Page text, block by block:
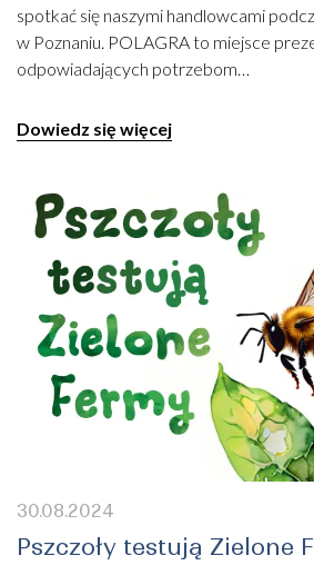
spotkać się naszymi handlowcami
w Poznaniu. POLAGRA to miejsce
odpowiadających potrzebom…
Dowiedz się więcej
30.08.2024
Pszczoły testują Zielone